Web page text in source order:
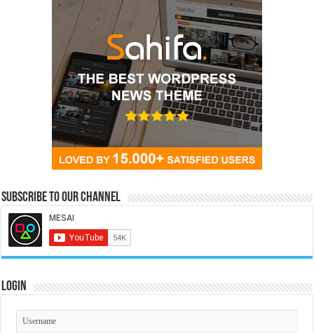
Subscribe to our Channel
Login